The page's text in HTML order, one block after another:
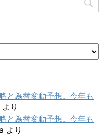
と為替変動予想。今年も
より
と為替変動予想。今年も
より